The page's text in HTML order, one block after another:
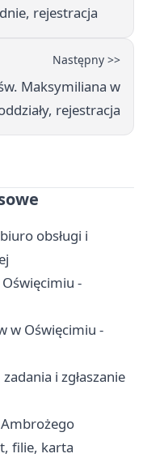
rejestracja
Następny >>
Maksymiliana w
rejestracja
obsługi i
-
w Oświęcimiu -
i zgłaszanie
filie, karta